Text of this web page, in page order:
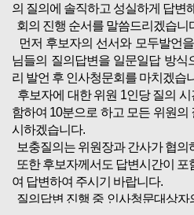
의 질의에 솔직하고 성실하게 답변
회의 진행 순서를 말씀드리겠습니
먼저 후보자의 선서와 모두발언
님들의 질의답변을 일문일답 방식
리 발언 후 인사청문회를 마치겠습
후보자에 대한 위원 1인당 질의
함하여 10분으로 하고 모든 위원의
시하겠습니다.
보충질의는 위원장과 간사가 협
또한 후보자께서도 답변시간이 포
여 답변하여 주시기 바랍니다.
질의답변 진행 중 인사청문대상